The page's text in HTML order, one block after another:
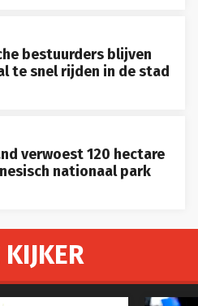
bestuurders blijven
te snel rijden in de stad
verwoest 120 hectare
nationaal park